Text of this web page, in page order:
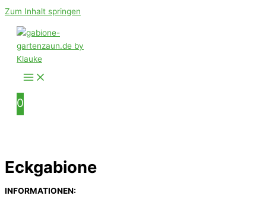
Zum Inhalt springen
0
Eckgabione
INFORMATIONEN: